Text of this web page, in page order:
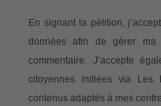
En signant la pétition,
données afin de gérer ma
commentaire. J’accepte
citoyennes initiées via Les
contenus adaptés à mes